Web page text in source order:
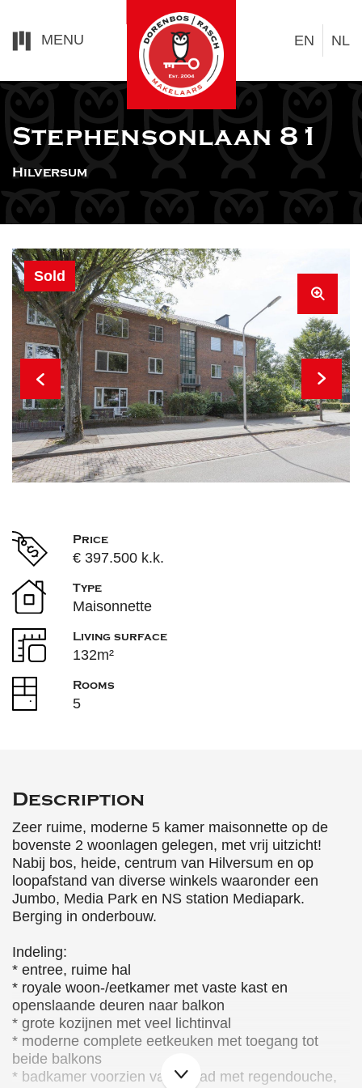
MENU EN NL
Stephensonlaan 81
Hilversum
Sold
Price
€ 397.500 k.k.
Type
Maisonnette
Living surface
132m²
Rooms
5
Description
Zeer ruime, moderne 5 kamer maisonnette op de
bovenste 2 woonlagen gelegen, met vrij uitzicht!
Nabij bos, heide, centrum van Hilversum en op
loopafstand van diverse winkels waaronder een
Jumbo, Media Park en NS station Mediapark.
Berging in onderbouw.
Indeling:
* entree, ruime hal
* royale woon-/eetkamer met vaste kast en
openslaande deuren naar balkon
* grote kozijnen met veel lichtinval
* moderne complete eetkeuken met toegang tot
beide balkons
* badkamer voorzien van ligbad met regendouche,